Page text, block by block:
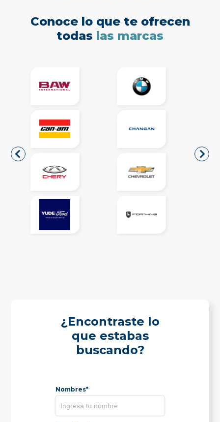
Conoce lo que te ofrecen
todas las marcas
¿Encontraste lo
que estabas
buscando?
Nombres*